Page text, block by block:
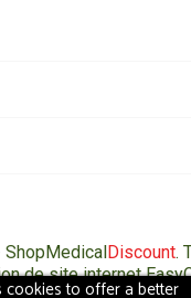
cookies to offer a better
ShopMedicalDiscount.
de site internet